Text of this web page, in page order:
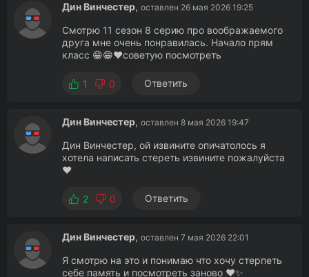
Дин Винчестер, оставлен 26 мая 2026 19:25
Смотрю 11 сезон 8 серию про воображаемого
друга мне очень понравилась. Начало прям
класс 😁😁❤️советую посмотреть
1 0 Ответить
Дин Винчестер, оставлен 8 мая 2026 19:47
Дин Винчестер, ой извините опичатолось я
хотела написать стереть извините пожалуйста
❤️
2 0 Ответить
Дин Винчестер, оставлен 7 мая 2026 22:01
Я смотрю на это и понимаю что хочу стерпеть
себе память и посмотреть заново ❤️✨